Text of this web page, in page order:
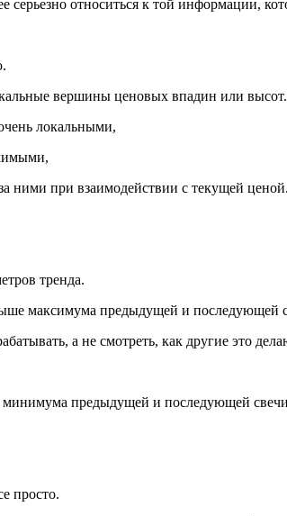
относиться к той информации,
вершины ценовых впадин или высот.
локальными,
ними при взаимодействии с текущей ценой.
тренда.
максимума предыдущей и последующей
предыдущей и последующей
просто.